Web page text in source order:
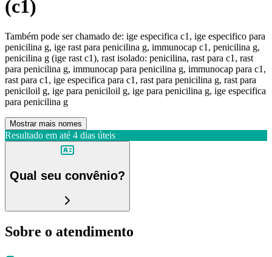
(c1)
Também pode ser chamado de: ige especifica c1, ige especifico para
penicilina g, ige rast para penicilina g, immunocap c1, penicilina g,
penicilina g (ige rast c1), rast isolado: penicilina, rast para c1, rast
para penicilina g, immunocap para penicilina g, immunocap para c1,
rast para c1, ige especifica para c1, rast para penicilina g, rast para
peniciloil g, ige para peniciloil g, ige para penicilina g, ige especifica
para penicilina g
Mostrar mais nomes
Resultado em até 4 dias úteis
Qual seu convênio?
Sobre o atendimento